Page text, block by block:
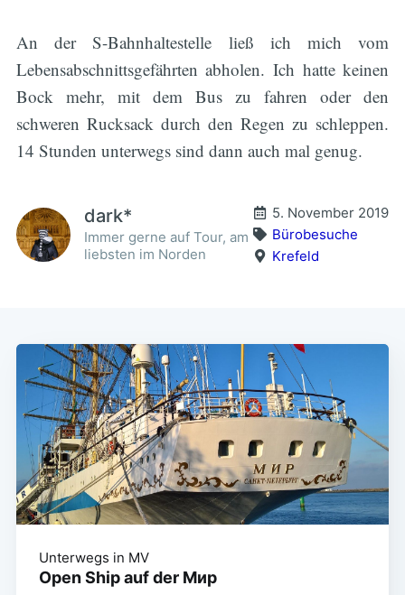
An der S-Bahnhaltestelle ließ ich mich vom
Lebensabschnittsgefährten abholen. Ich hatte keinen
Bock mehr, mit dem Bus zu fahren oder den
schweren Rucksack durch den Regen zu schleppen.
14 Stunden unterwegs sind dann auch mal genug.
dark*
Immer gerne auf Tour, am
liebsten im Norden
5. November 2019
Bürobesuche
Krefeld
Unterwegs in MV
Open Ship auf der Мир